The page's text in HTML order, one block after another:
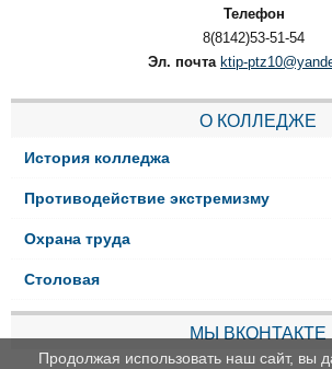
Телефон
8(8142)53-51-54
Эл. почта ktip-
О КОЛЛЕДЖЕ
История колледжа
Противодействие экстремизму
Охрана труда
Столовая
МЫ ВКОНТАКТЕ
Продолжая использовать наш сайт, вы